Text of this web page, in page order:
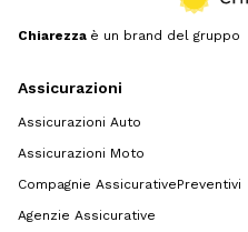
Chiarezza è un brand del gruppo
Assicurazioni
Assicurazioni Auto
Assicurazioni Moto
Compagnie AssicurativePreventivi
Agenzie Assicurative